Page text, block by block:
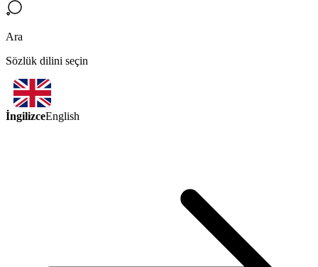
Ara
Sözlük dilini seçin
İngilizceEnglish